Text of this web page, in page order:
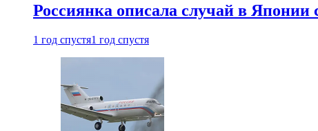
Россиянка описала случай в Японии
1 год спустя1 год спустя